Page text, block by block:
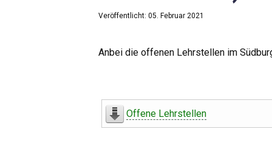
Veröffentlicht: 05. Februar 2021
Anbei die offenen Lehrstellen im
Offene Lehrstellen